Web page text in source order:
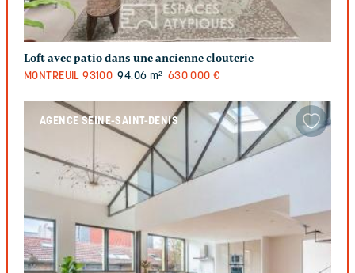
Loft avec patio dans une ancienne clouterie
MONTREUIL 93100 94.06 m² 630 000 €
AGENCE SEINE-SAINT-DENIS